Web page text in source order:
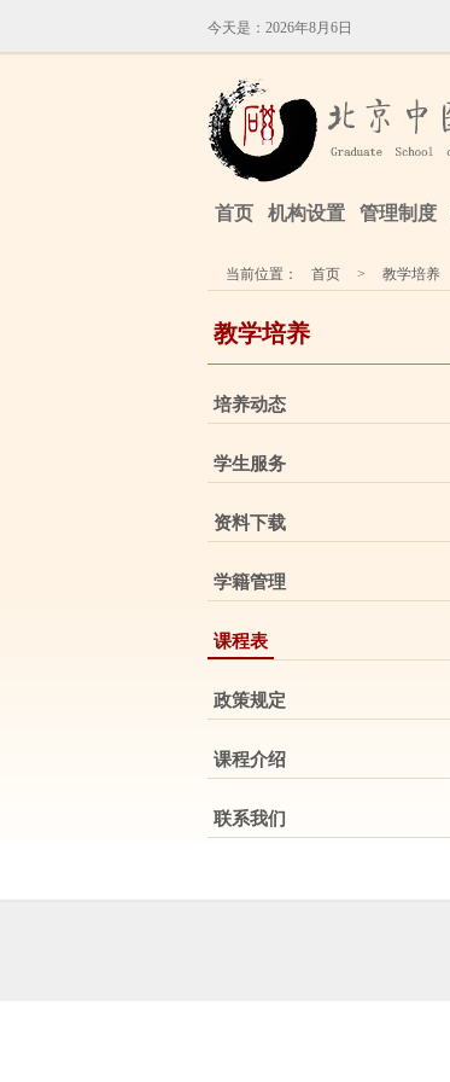
今天是： 2026年8月6日
首页 机构设置 管理制度
当前位置： 首页 > 教学培养
教学培养
培养动态
学生服务
资料下载
学籍管理
课程表
政策规定
课程介绍
联系我们